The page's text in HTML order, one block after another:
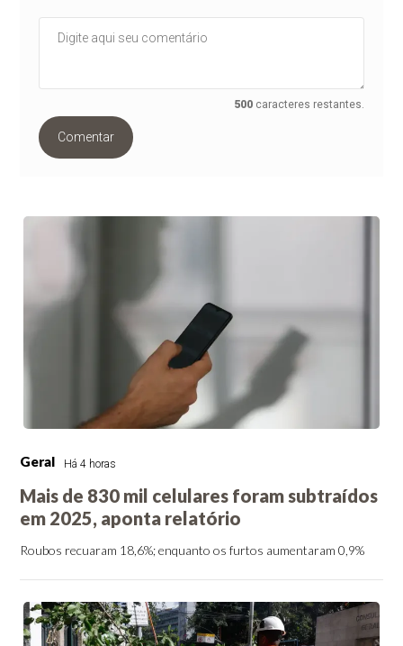
500 caracteres restantes.
Comentar
Geral Há 4 horas
Mais de 830 mil celulares foram subtraídos
em 2025, aponta relatório
Roubos recuaram 18,6%; enquanto os furtos aumentaram 0,9%